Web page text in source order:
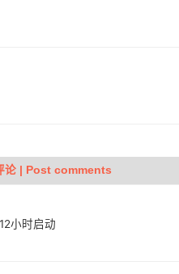
论 | Post comments
小时启动